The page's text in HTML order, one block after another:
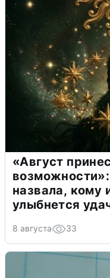
«Август
назвала, кому
улыбнется
8 августа 33